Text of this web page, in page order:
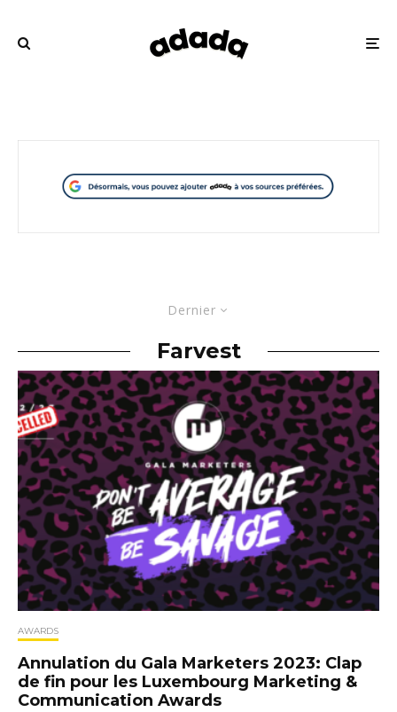
Dernier
Farvest
AWARDS
Annulation du Gala Marketers 2023: Clap
de fin pour les Luxembourg Marketing &
Communication Awards